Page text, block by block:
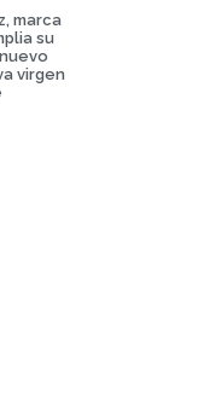
marca
su
virgen